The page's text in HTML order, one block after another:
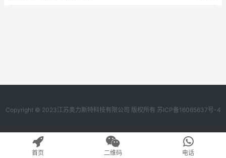
Copyright © 2023江苏奥力斯特科技有限公司 版权所有 苏ICP备16065637号-4
首页 二维码 电话